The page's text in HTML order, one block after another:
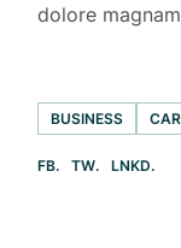
dolore
BUSINESS CAR
FB TW LNKD